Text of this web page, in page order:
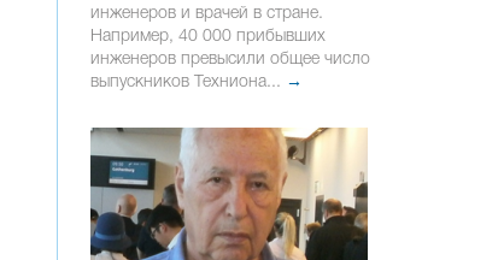
инженеров и врачей в стране.
Например, 40 000 прибывших
инженеров превысили общее число
выпускников Техниона... →